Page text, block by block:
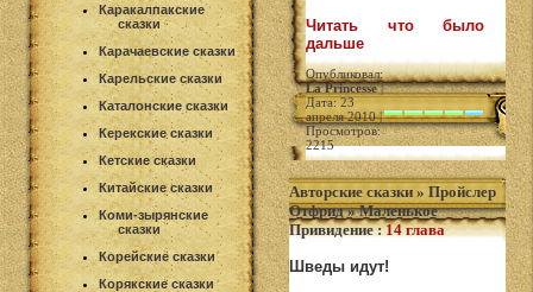
Каракалпакские
сказки
Карачаевские сказки
Карельские сказки
Каталонские сказки
Керекские сказки
Кетские сказки
Китайские сказки
Коми-зырянские
сказки
Корейские сказки
Корякские сказки
Читать что было
дальше
Опубликовал:
La Princesse|
Дата: 23
апреля 2010 |
Просмотров:
2215
Авторские сказки » Пройслер
Отфрид»Маленькое
Привидение:14 глава
Шведы идут!